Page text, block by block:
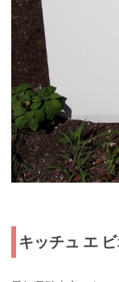
キッチュ エ